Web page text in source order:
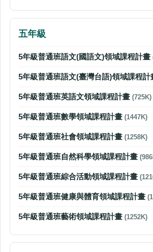
五年級
5年級普通班語文(國語文)領域課程計畫
5年級普通班語文(臺灣台語)領域課程計
5年級普通班英語文領域課程計畫 (725K)
5年級普通班數學領域課程計畫 (1447K)
5年級普通班社會領域課程計畫 (1258K)
5年級普通班自然科學領域課程計畫
5年級普通班綜合活動領域課程計畫
5年級普通班健康與體育領域課程計畫
5年級普通班藝術領域課程計畫 (1252K)